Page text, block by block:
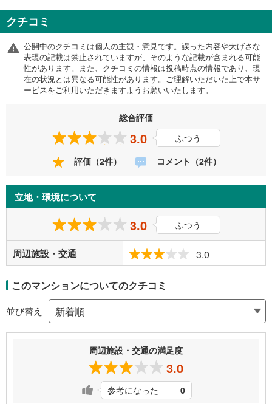
クチコミ
公開中のクチコミは個人の主観・意見です。誤った内容や大げさな
表現の記載は禁止されていますが、そのような記載が含まれる可能
性があります。また、クチコミの情報は投稿時点の情報であり、現
在の状況とは異なる可能性があります。ご理解いただいた上で本サ
ービスをご利用いただきますようお願いいたします。
総合評価
3.0
ふつう
評価（2件）
コメント（2件）
立地・環境について
3.0 ふつう
周辺施設・交通 3.0
このマンションについてのクチコミ
並び替え
周辺施設・交通の満足度
3.0
参考になった 0